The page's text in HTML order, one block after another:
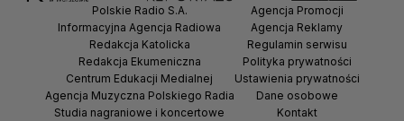
Polskie Radio S.A.
Informacyjna Agencja Radiowa
Redakcja Katolicka
Redakcja Ekumeniczna
Centrum Edukacji Medialnej
Agencja Muzyczna Polskiego Radia
Studia nagraniowe i koncertowe
Agencja Promocji
Agencja Reklamy
Regulamin serwisu
Polityka prywatności
Ustawienia prywatności
Dane osobowe
Kontakt